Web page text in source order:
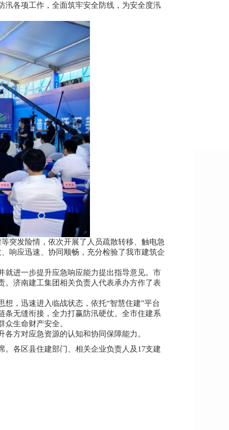
汛各项工作，全面筑牢安全防线，为安全度汛
突发险情，依次开展了人员疏散转移、触电急
响应迅速、协同顺畅，充分检验了我市建筑企
进一步提升应急响应能力提出指导意见。市
。济南建工集团相关负责人代表承办方作了表
，迅速进入临战状态，依托“智慧住建”平台
条无缝衔接，全力打赢防汛硬仗。全市住建系
生命财产安全。
方对应急资源的认知和协同保障能力。
各区县住建部门、相关企业负责人及17支建